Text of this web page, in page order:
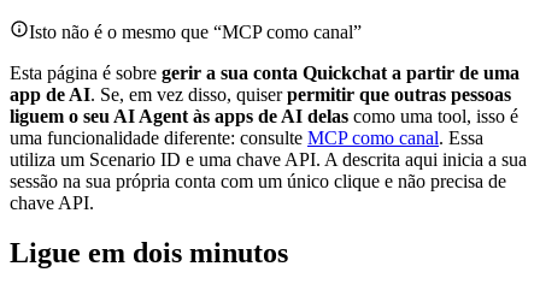
Isto não é o mesmo que “MCP como canal”
Esta página é sobre gerir a sua conta Quickchat a partir de uma
app de AI. Se, em vez disso, quiserpermitir que outras pessoas
liguem o seu AI Agent às apps de AI delas como uma tool, isso é
uma funcionalidade diferente: consulte MCP como canal. Essa
utiliza um Scenario ID e uma chave API. A descrita aqui inicia a sua
sessão na sua própria conta com um único clique e não precisa de
chave API.
Ligue em dois minutos